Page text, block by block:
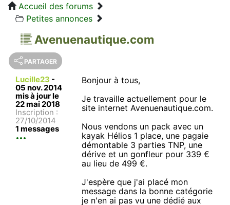
Accueil des forums
Petites annonces
Avenuenautique.com
PARTAGER
Lucille23 -
05 nov. 2014
mis à jour le
22 mai 2018
Inscription :
27/10/2014
1 messages
Bonjour à tous,
Je travaille actuellement pour le
site internet Avenuenautique.com.
Nous vendons un pack avec un
kayak Hélios 1 place, une pagaie
démontable 3 parties TNP, une
dérive et un gonfleur pour 339 €
au lieu de 499 €.
J'espère que j'ai placé mon
message dans la bonne catégorie
je n'en ai pas vu une dédié aux